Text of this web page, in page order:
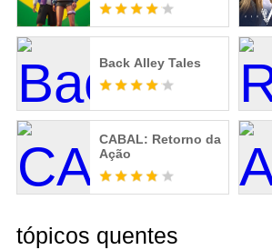
Back Alley Tales
CABAL: Retorno da
Ação
tópicos quentes